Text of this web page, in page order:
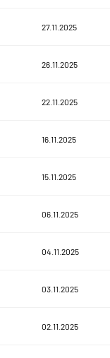
27.11.2025
26.11.2025
22.11.2025
16.11.2025
15.11.2025
06.11.2025
04.11.2025
03.11.2025
02.11.2025